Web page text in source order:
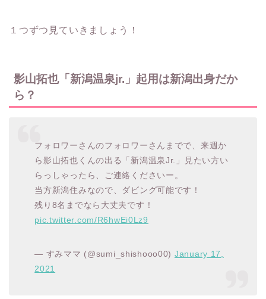
１つずつ見ていきましょう！
影山拓也「新潟温泉jr.」起用は新潟出身だか
ら？
フォロワーさんのフォロワーさんまでで、来週か
ら影山拓也くんの出る「新潟温泉Jr.」見たい方い
らっしゃったら、ご連絡くださいー。
当方新潟住みなので、ダビング可能です！
残り8名までなら大丈夫です！
pic.twitter.com/R6hwEi0Lz9
— すみママ (@sumi_shishooo00) January 17,
2021